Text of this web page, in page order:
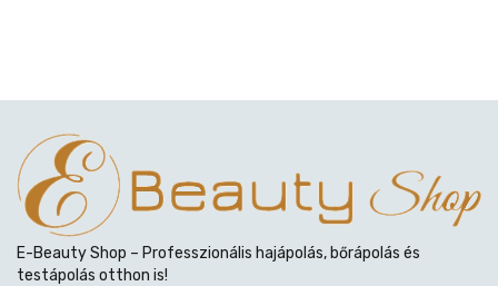
E-Beauty Shop – Professzionális hajápolás, bőrápolás és
testápolás otthon is!